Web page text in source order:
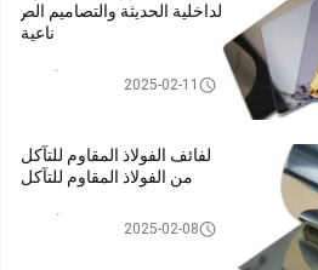
لداخلية الحديثة والتصاميم الص
ناعية
صفيحة الفولاذ المقاوم للصدأ الملم
2025-02-11
لفائف الفولاذ المقاوم للتآكل
من الفولاذ المقاوم للتآكل
لفائف الفولاذ المقاوم للصدأ المدر
2025-02-08